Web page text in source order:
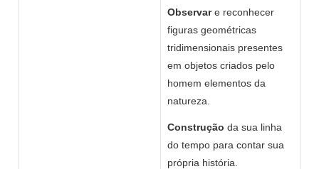
Observare reconhecer
figuras geométricas
tridimensionais presentes
em objetos criados pelo
homem elementos da
natureza.
Construção da sua linha
do tempo para contar sua
própria história.